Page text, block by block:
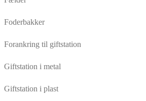
Foderbakker
Forankring til giftstation
Giftstation i metal
Giftstation i plast